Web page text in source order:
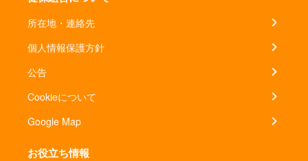
所在地・連絡先
個人情報保護方針
公告
Cookieについて
Google Map
お役立ち情報